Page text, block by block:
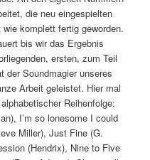
die neu eingespielten
komplett fertig geworden.
bis wir das Ergebnis
ersten, zum Teil
der Soundmagier unseres
Arbeit geleistet. Hier mal
Reihenfolge:
I’m so lonesome I could
Miller), Just Fine (G.
(Hendrix), Nine to Five